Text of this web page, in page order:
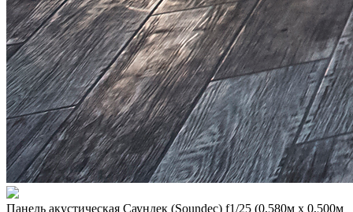
Панель акустическая Саундек (Soundec) f1/25 (0,580м x 0,500м